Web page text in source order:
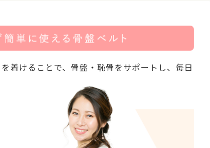
着けることで、骨盤・恥骨をサポートし、毎日